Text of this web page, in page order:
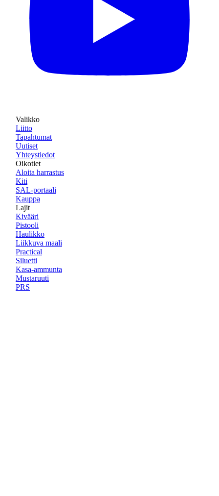
Valikko
Liitto
Tapahtumat
Uutiset
Yhteystiedot
Oikotiet
Aloita harrastus
Kiti
SAL-portaali
Kauppa
Lajit
Kivääri
Pistooli
Haulikko
Liikkuva maali
Practical
Siluetti
Kasa-ammunta
Mustaruuti
PRS